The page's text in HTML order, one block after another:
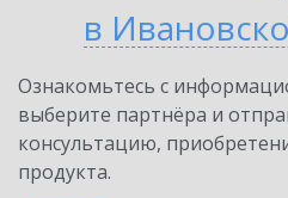
в
Ознакомьтесь с
выберите партнёра и
консультацию,
продукта.